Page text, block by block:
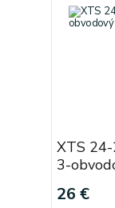
XTS
3-
26 €